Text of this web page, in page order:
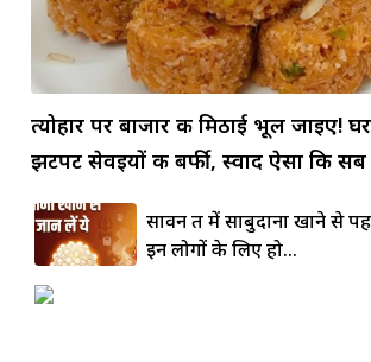
त्योहार पर बाजार की मिठाई भूल जाइए!
झटपट सेवइयों की बर्फी, स्वाद ऐसा कि सब
सावन व्रत में साबुदाना खाने से
इन लोगों के लिए हो...